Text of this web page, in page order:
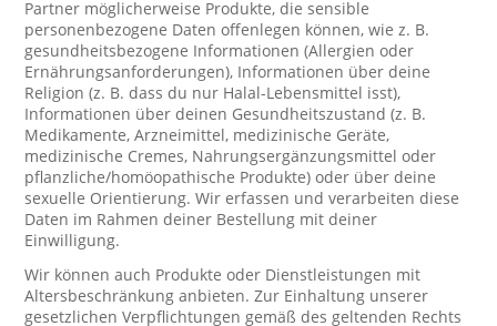
Partner möglicherweise Produkte, die sensible
personenbezogene Daten offenlegen können, wie z. B.
gesundheitsbezogene Informationen (Allergien oder
Ernährungsanforderungen), Informationen über deine
Religion (z. B. dass du nur Halal-Lebensmittel isst),
Informationen über deinen Gesundheitszustand (z. B.
Medikamente, Arzneimittel, medizinische Geräte,
medizinische Cremes, Nahrungsergänzungsmittel oder
pflanzliche/homöopathische Produkte) oder über deine
sexuelle Orientierung. Wir erfassen und verarbeiten diese
Daten im Rahmen deiner Bestellung mit deiner
Einwilligung.
Wir können auch Produkte oder Dienstleistungen mit
Altersbeschränkung anbieten. Zur Einhaltung unserer
gesetzlichen Verpflichtungen gemäß des geltenden Rechts